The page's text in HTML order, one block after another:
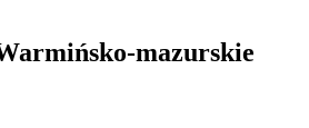
mazurskie